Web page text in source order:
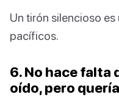
Un tirón silencioso
pacíficos.
6. No hace falta
oído, pero